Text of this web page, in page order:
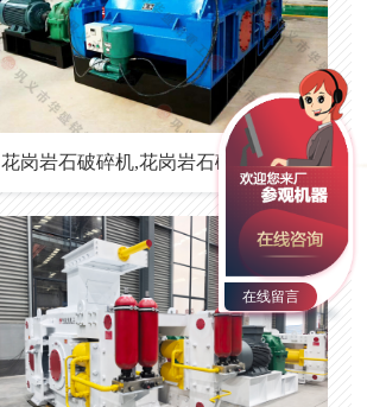
花岗岩石破碎机,花岗岩石破碎机价格
在线留言